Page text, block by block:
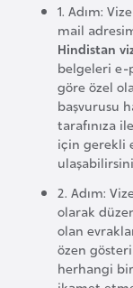
1. Adım:
mail
Hindistan
belgeleri e-
göre özel
başvurusu
tarafınıza
için gerekli
2. Adım:
olarak
olan
özen
herhangi